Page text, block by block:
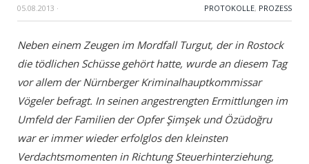
05.08.2013 · PROTOKOLLE, PROZESS
Neben einem Zeugen im Mordfall Turgut, der in Rostock
die tödlichen Schüsse gehört hatte, wurde an diesem Tag
vor allem der Nürnberger Kriminalhauptkommissar
Vögeler befragt. In seinen angestrengten Ermittlungen im
Umfeld der Familien der Opfer Şimşek und Özüdoğru
war er immer wieder erfolglos den kleinsten
Verdachtsmomenten in Richtung Steuerhinterziehung,